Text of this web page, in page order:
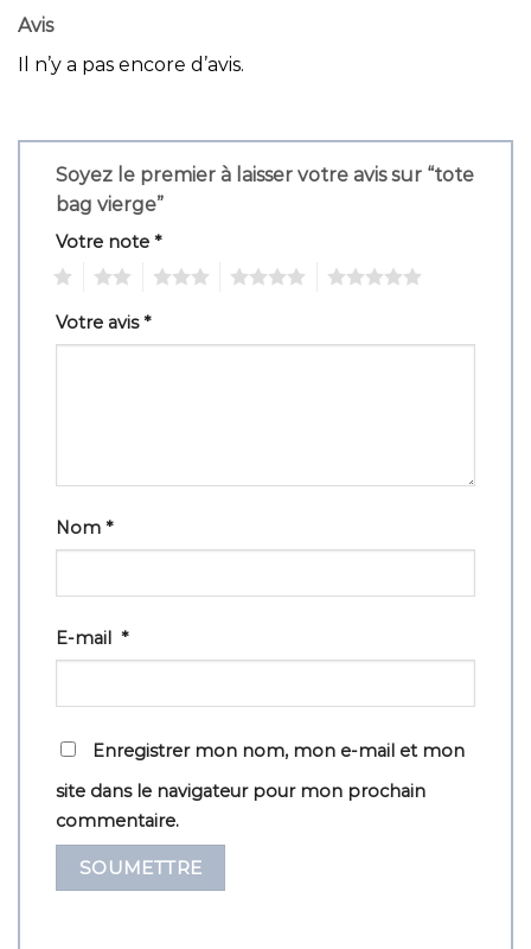
Avis
Il n’y a pas encore d’avis.
Soyez le premier à laisser votre avis sur “tote
bag vierge”
Votre note *
Votre avis*
Nom *
E-mail *
Enregistrer mon nom, mon e-mail et mon
site dans le navigateur pour mon prochain
commentaire.